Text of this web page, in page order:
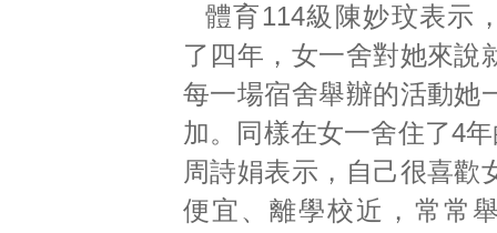
體育114級陳妙玟表示
了四年，女一舍對她來說
每一場宿舍舉辦的活動她
加。同樣在女一舍住了4
周詩娟表示，自己很喜歡
便宜、離學校近，常常